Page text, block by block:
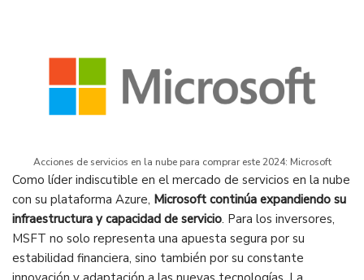
Acciones de servicios en la nube para comprar este 2024: Microsoft
Como líder indiscutible en el mercado de servicios en la nube
con su plataforma Azure, Microsoft continúa expandiendo su
infraestructura y capacidad de servicio. Para los inversores,
MSFT no solo representa una apuesta segura por su
estabilidad financiera, sino también por su constante